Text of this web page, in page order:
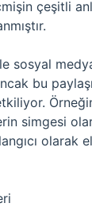
çeşitli
sosyal
bu
simgesi
olarak